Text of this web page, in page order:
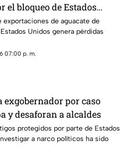
el bloqueo de Estados
de Michoacán
exportaciones de aguacate de
Unidos genera pérdidas
07:00 p. m.
exgobernador por caso
y desaforan a alcaldes
protegidos por parte de Estados
a narco políticos ha sido